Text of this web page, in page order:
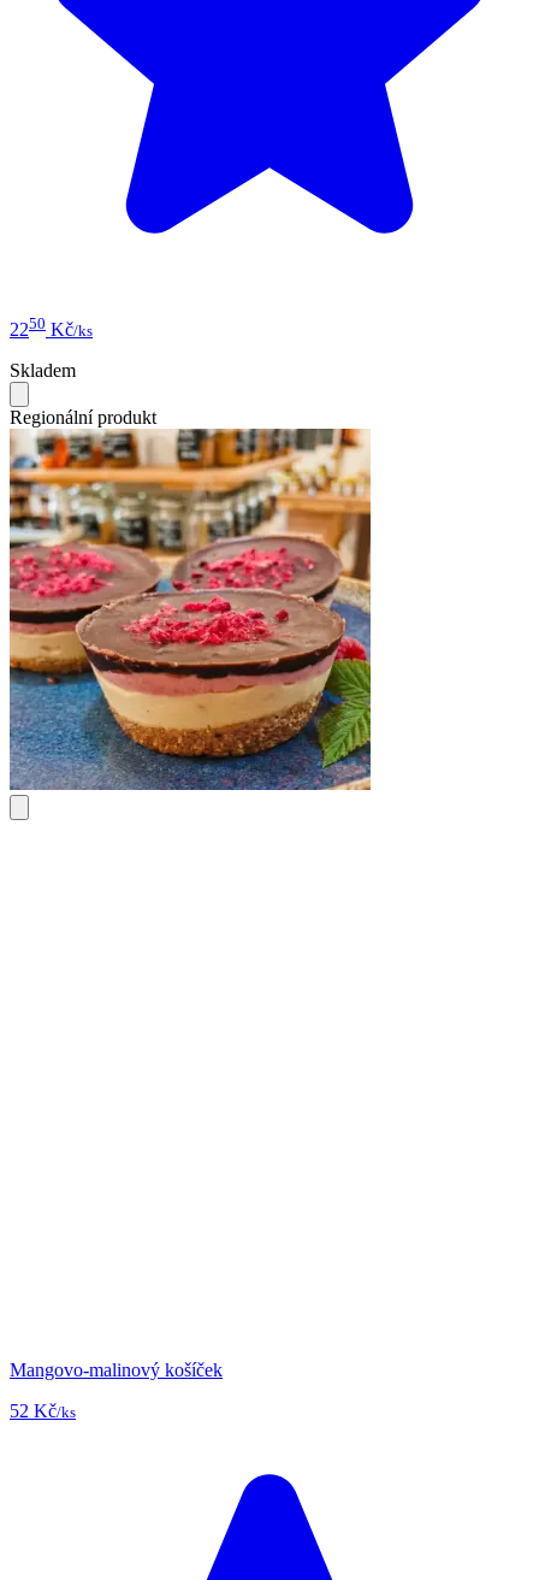
2250 Kč/ks
Skladem
Regionální produkt
Mangovo-malinový košíček
52 Kč/ks